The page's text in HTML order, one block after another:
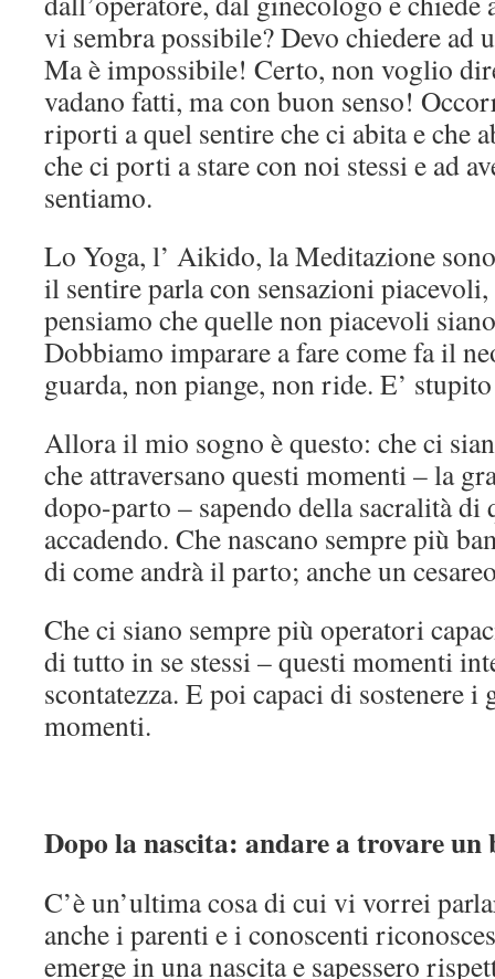
vi sembra possibile? Devo chiedere ad
Ma è impossibile! Certo, non voglio
vadano fatti, ma con buon senso!
riporti a quel sentire che ci abita e che
che ci porti a stare con noi stessi e ad
sentiamo.
Lo Yoga, l’ Aikido, la Meditazione
il sentire parla con sensazioni
pensiamo che quelle non piacevoli
Dobbiamo imparare a fare come fa il
guarda, non piange, non ride. E’
Allora il mio sogno è questo: che ci
che attraversano questi momenti – la
dopo-parto – sapendo della sacralità di
accadendo. Che nascano sempre più
di come andrà il parto; anche un
Che ci siano sempre più operatori
di tutto in se stessi – questi momenti
scontatezza. E poi capaci di sostenere
momenti.
Dopo la nascita: andare a trovare un
C’è un’ultima cosa di cui vi vorrei
anche i parenti e i conoscenti
emerge in una nascita e sapessero